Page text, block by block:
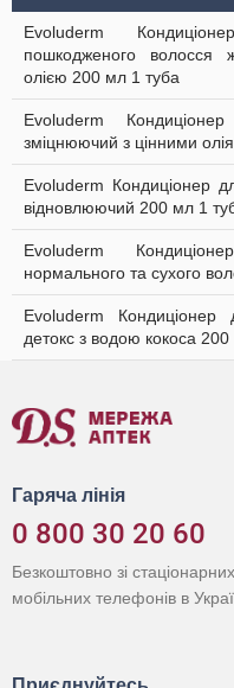
Evoluderm
пошкодженого волосся
олією 200 мл 1 туба
Evoluderm
зміцнюючий з цінними
Evoluderm Кондиціонер
відновлюючий 200 мл 1
Evoluderm
нормального та сухого
Evoluderm Кондиціонер
детокс з водою кокоса
Гаряча лінія
0 800 30 20 60
Безкоштовно зі стаціонарних
мобільних телефонів в